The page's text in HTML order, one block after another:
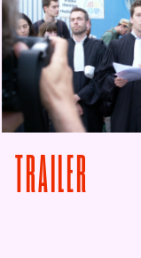
TRAILER